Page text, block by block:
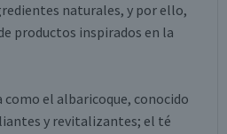
naturales, y por ello,
productos inspirados en la
el albaricoque, conocido
y revitalizantes; el té